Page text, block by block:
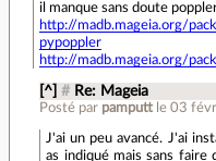
il manque sans doute
http://madb.mageia.org/
pypoppler
http://madb.mageia.org/
[^] # Re: Mageia
Posté par pamputt le 03
J'ai un peu avancé. J'ai
as indiqué mais sans faire